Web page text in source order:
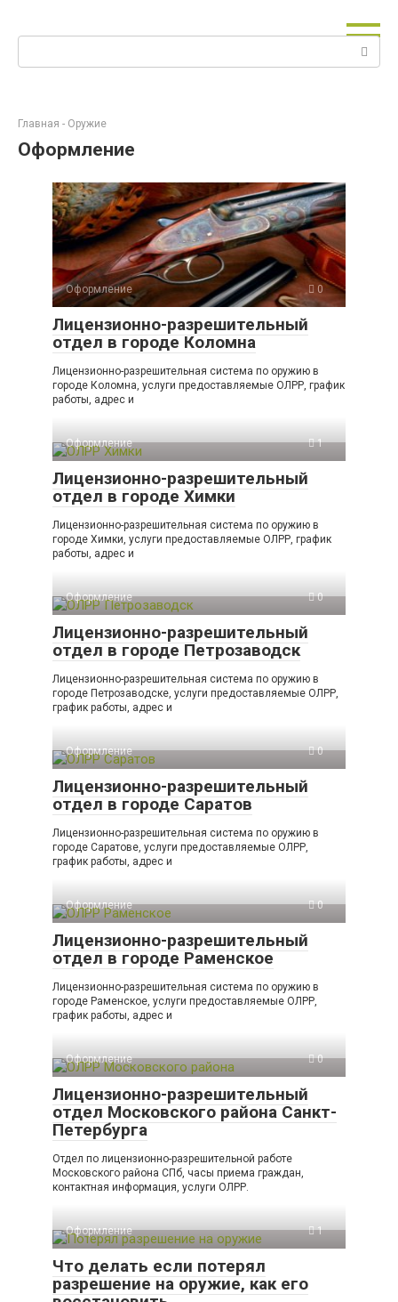
Главная - Оружие
Оформление
Оформление 0
Лицензионно-разрешительный
отдел в городе Коломна
Лицензионно-разрешительная система по оружию в
городе Коломна, услуги предоставляемые ОЛРР, график
работы, адрес и
Оформление 1
Лицензионно-разрешительный
отдел в городе Химки
Лицензионно-разрешительная система по оружию в
городе Химки, услуги предоставляемые ОЛРР, график
работы, адрес и
Оформление 0
Лицензионно-разрешительный
отдел в городе Петрозаводск
Лицензионно-разрешительная система по оружию в
городе Петрозаводске, услуги предоставляемые ОЛРР,
график работы, адрес и
Оформление 0
Лицензионно-разрешительный
отдел в городе Саратов
Лицензионно-разрешительная система по оружию в
городе Саратове, услуги предоставляемые ОЛРР,
график работы, адрес и
Оформление 0
Лицензионно-разрешительный
отдел в городе Раменское
Лицензионно-разрешительная система по оружию в
городе Раменское, услуги предоставляемые ОЛРР,
график работы, адрес и
Оформление 0
Лицензионно-разрешительный
отдел Московского района Санкт-
Петербурга
Отдел по лицензионно-разрешительной работе
Московского района СПб, часы приема граждан,
контактная информация, услуги ОЛРР.
Оформление 1
Что делать если потерял
разрешение на оружие, как его